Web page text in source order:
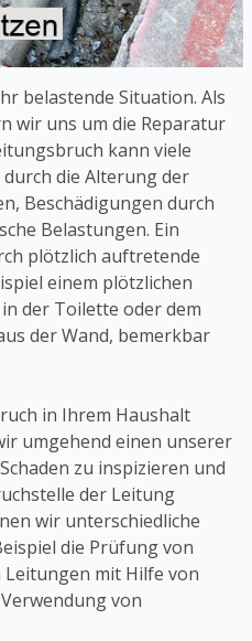
belastende Situation. Als
wir uns um die Reparatur
kann viele
die Alterung der
Beschädigungen durch
Belastungen. Ein
plötzlich auftretende
einem plötzlichen
der Toilette oder dem
der Wand, bemerkbar
in Ihrem Haushalt
umgehend einen unserer
zu inspizieren und
der Leitung
wir unterschiedliche
die Prüfung von
mit Hilfe von
von